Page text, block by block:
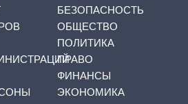
БЕЗОПАСНОСТЬ
ОБЩЕСТВО
ПОЛИТИКА
ПРАВО
ФИНАНСЫ
ЭКОНОМИКА